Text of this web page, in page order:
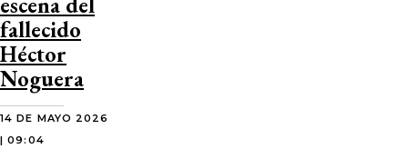
fallecido
Héctor
Noguera
14 DE MAYO 2026
| 09:04